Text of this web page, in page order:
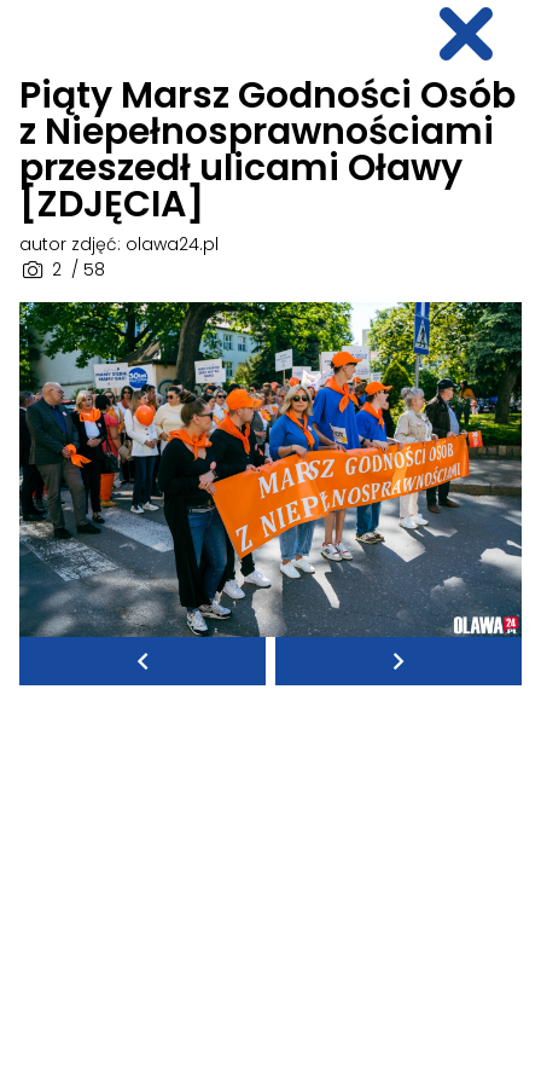
Piąty Marsz Godności Osób
z Niepełnosprawnościami
przeszedł ulicami Oławy
[ZDJĘCIA]
2 / 58
autor zdjęć: olawa24.pl